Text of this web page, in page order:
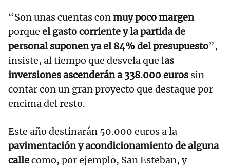
“Son unas cuentas conmuy poco margen
porque el gasto corriente y la partida de
personal suponen ya el 84% del presupuesto”,
insiste, al tiempo que desvela que las
inversiones ascenderán a 338.000 euros sin
contar con un gran proyecto que destaque por
encima del resto.
Este año destinarán 50.000 euros a la
pavimentación y acondicionamiento de alguna
callecomo, por ejemplo, San Esteban, y